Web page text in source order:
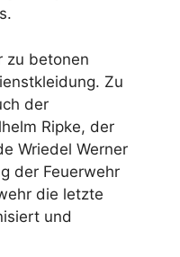
zu betonen
Zu
der
Ripke, der
Wriedel Werner
der Feuerwehr
die letzte
und